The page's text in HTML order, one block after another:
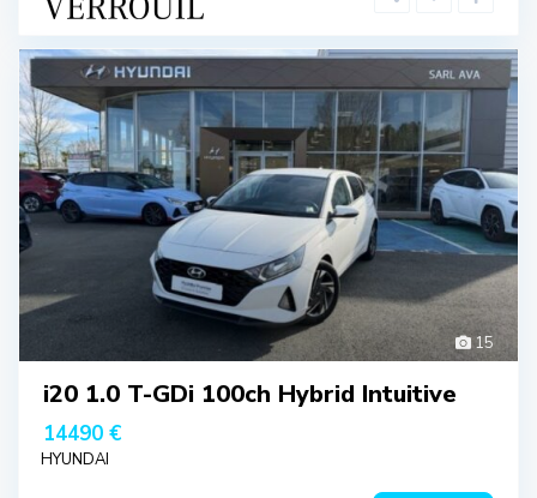
15
i20 1.0 T-GDi 100ch Hybrid Intuitive
14490 €
HYUNDAI